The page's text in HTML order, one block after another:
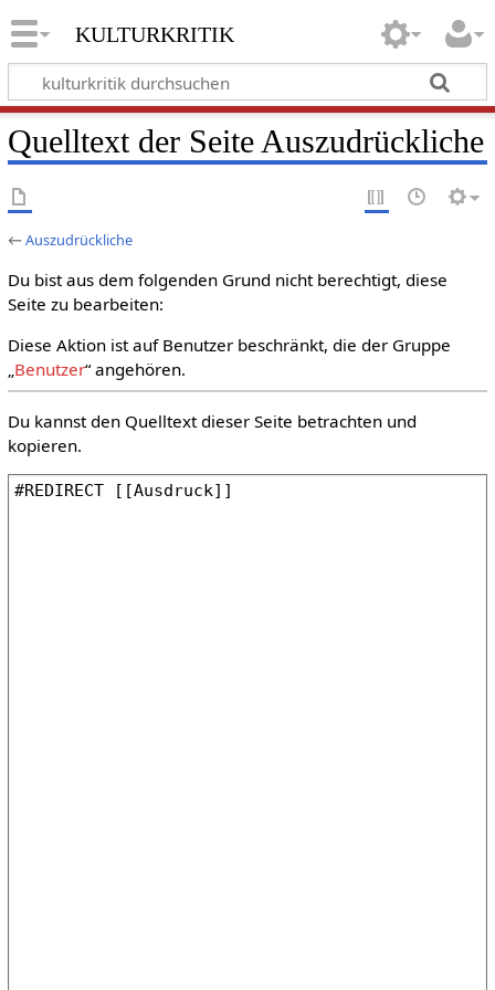
kulturkritik
Quelltext der Seite Auszudrückliche
←Auszudrückliche
Du bist aus dem folgenden Grund nicht berechtigt, diese
Seite zu bearbeiten:
Diese Aktion ist auf Benutzer beschränkt, die der Gruppe
„Benutzer“ angehören.
Du kannst den Quelltext dieser Seite betrachten und
kopieren.